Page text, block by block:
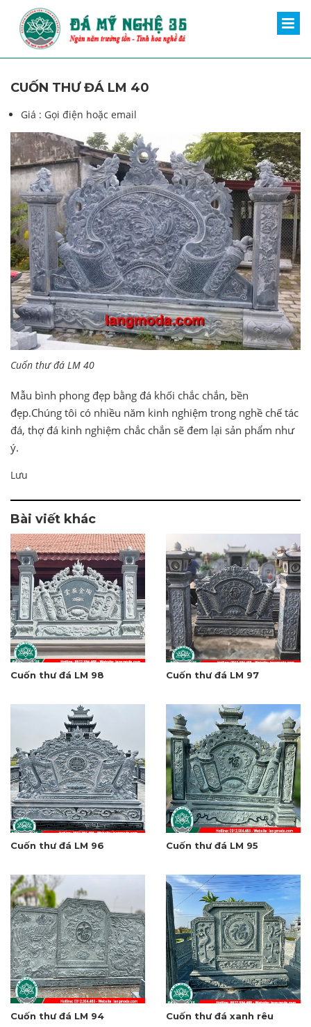
CUỐN THƯ ĐÁ LM 40
Giá : Gọi điện hoặc email
Cuốn thư đá LM 40
Mẫu bình phong đẹp bằng đá khối chắc chắn, bền
đẹp.Chúng tôi có nhiều năm kinh nghiệm trong nghề chế tác
đá, thợ đá kinh nghiệm chắc chắn sẽ đem lại sản phẩm như
ý.
Lưu
Bài viết khác
Cuốn thư đá LM 98 Cuốn thư đá LM 97
Cuốn thư đá LM 96 Cuốn thư đá LM 95
Cuốn thư đá LM 94 Cuốn thư đá xanh rêu